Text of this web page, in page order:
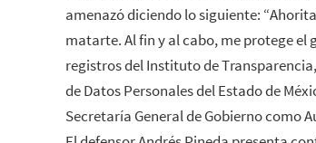
amenazó diciendo lo siguiente:
matarte. Al fin y al cabo, me protege el
registros del Instituto de
de Datos Personales del Estado de
Secretaría General de Gobierno como